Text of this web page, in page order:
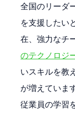
全国のリーダ
を支援したい
在、強力なチ
のテクノロジ
いスキルを教
が増えていま
従業員の学習